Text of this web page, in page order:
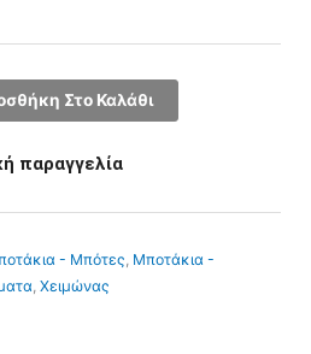
Στο Καλάθι
παραγγελία
- Μπότες Μποτάκια -
Χειμώνας